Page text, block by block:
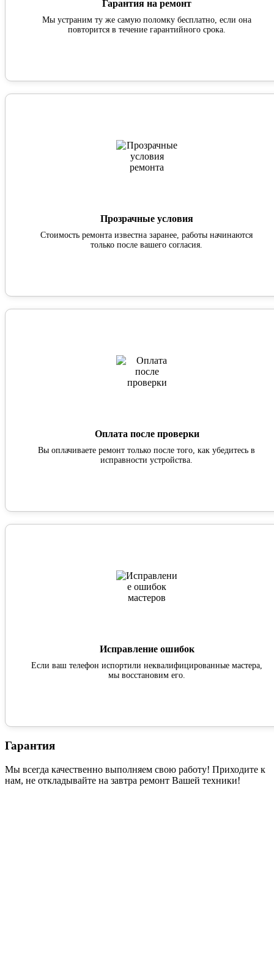
Гарантия на ремонт
Мы устраним ту же самую поломку бесплатно, если она
повторится в течение гарантийного срока.
Прозрачные условия
Стоимость ремонта известна заранее, работы начинаются
только после вашего согласия.
Оплата после проверки
Вы оплачиваете ремонт только после того, как убедитесь в
исправности устройства.
Исправление ошибок
Если ваш телефон испортили неквалифицированные мастера,
мы восстановим его.
Гарантия
Мы всегда качественно выполняем свою работу! Приходите к
нам, не откладывайте на завтра ремонт Вашей техники!